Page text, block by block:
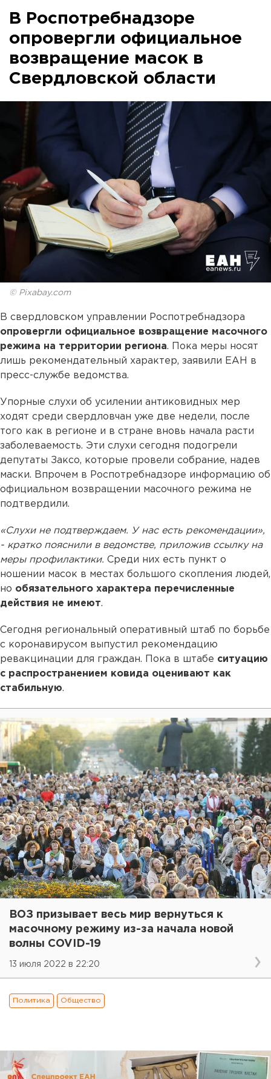
В Роспотребнадзоре
опровергли официальное
возвращение масок в
Свердловской области
© Pixabay.com
В свердловском управлении Роспотребнадзора
опровергли официальное возвращение масочного
режима на территории региона. Пока меры носят
лишь рекомендательный характер, заявили ЕАН в
пресс-службе ведомства.
Упорные слухи об усилении антиковидных мер
ходят среди свердловчан уже две недели, после
того как в регионе и в стране вновь начала расти
заболеваемость. Эти слухи сегодня подогрели
депутаты Заксо, которые провели собрание, надев
маски. Впрочем в Роспотребнадзоре информацию об
официальном возвращении масочного режима не
подтвердили.
«Слухи не подтверждаем. У нас есть рекомендации»,
- кратко пояснили в ведомстве, приложив ссылку на
меры профилактики. Среди них есть пункт о
ношении масок в местах большого скопления людей,
но обязательного характера перечисленные
действия не имеют.
Сегодня региональный оперативный штаб по борьбе
с коронавирусом выпустил рекомендацию
ревакцинации для граждан. Пока в штабе ситуацию
с распространением ковида оценивают как
стабильную.
ВОЗ призывает весь мир вернуться к
масочному режиму из-за начала новой
волны COVID-19
13 июля 2022 в 22:20
Политика Общество